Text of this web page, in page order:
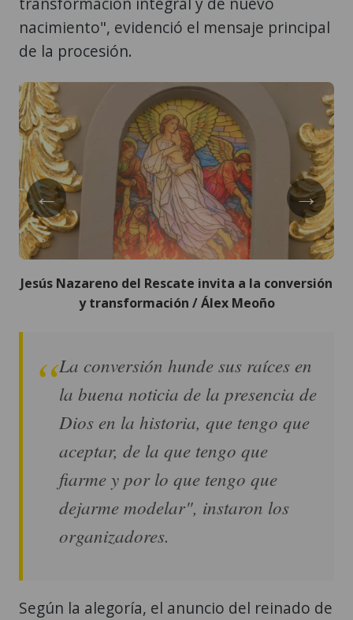
nacimiento", evidenció el mensaje principal
de la procesión.
←
Jesús Nazareno del Rescate invita a la conversión
y transformación / Álex Meoño
→
La conversión hunde sus raíces en
la buena noticia de la presencia de
Dios en la historia, que tengo que
aceptar, de la que tengo que
fiarme y por lo que tengo que
dejarme modelar", instaron los
organizadores.
Según la alegoría, el anuncio del reinado de